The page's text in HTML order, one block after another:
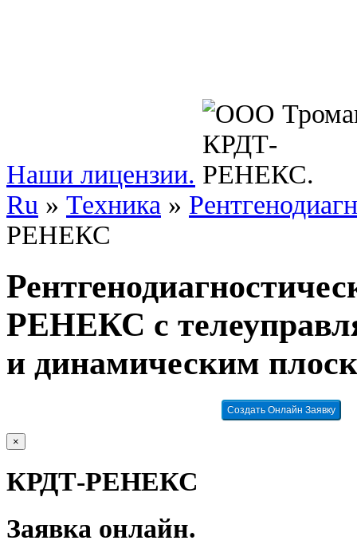
Наши лицензии.
Ru » Техника »
РЕНЕКС
РЕНЕКС с
и динамическим
Создать Онлайн Заявку
×
КРДТ-РЕНЕКС
Заявка онлайн.